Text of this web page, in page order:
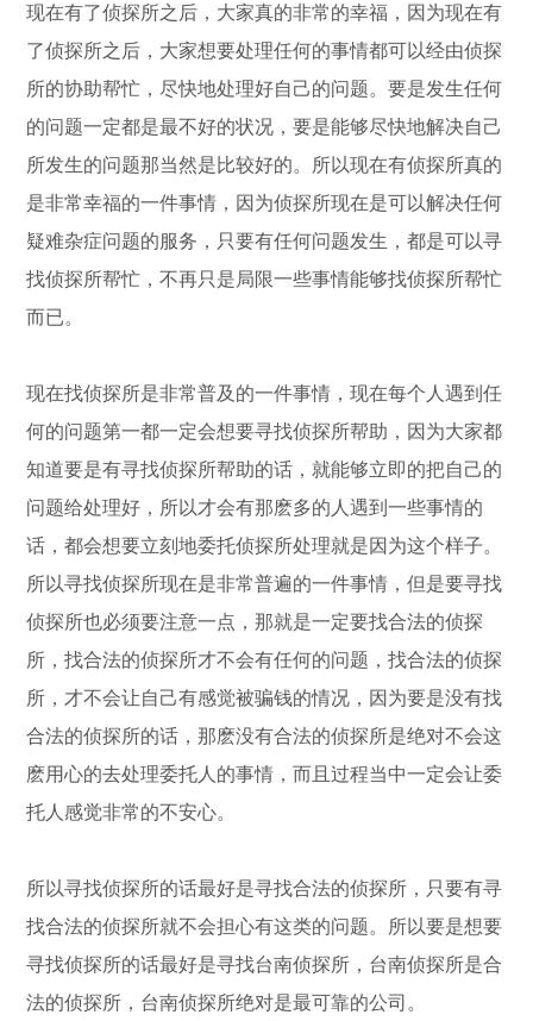
现在有了侦探所之后，大家真的非常的幸福，因为现在有
了侦探所之后，大家想要处理任何的事情都可以经由侦探
所的协助帮忙，尽快地处理好自己的问题。要是发生任何
的问题一定都是最不好的状况，要是能够尽快地解决自己
所发生的问题那当然是比较好的。所以现在有侦探所真的
是非常幸福的一件事情，因为侦探所现在是可以解决任何
疑难杂症问题的服务，只要有任何问题发生，都是可以寻
找侦探所帮忙，不再只是局限一些事情能够找侦探所帮忙
而已。
现在找侦探所是非常普及的一件事情，现在每个人遇到任
何的问题第一都一定会想要寻找侦探所帮助，因为大家都
知道要是有寻找侦探所帮助的话，就能够立即的把自己的
问题给处理好，所以才会有那麽多的人遇到一些事情的
话，都会想要立刻地委托侦探所处理就是因为这个样子。
所以寻找侦探所现在是非常普遍的一件事情，但是要寻找
侦探所也必须要注意一点，那就是一定要找合法的侦探
所，找合法的侦探所才不会有任何的问题，找合法的侦探
所，才不会让自己有感觉被骗钱的情况，因为要是没有找
合法的侦探所的话，那麽没有合法的侦探所是绝对不会这
麽用心的去处理委托人的事情，而且过程当中一定会让委
托人感觉非常的不安心。
所以寻找侦探所的话最好是寻找合法的侦探所，只要有寻
找合法的侦探所就不会担心有这类的问题。所以要是想要
寻找侦探所的话最好是寻找台南侦探所，台南侦探所是合
法的侦探所，台南侦探所绝对是最可靠的公司。